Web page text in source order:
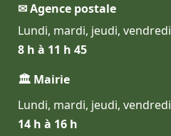
✉ Agence postale
Lundi, mardi, jeudi, vendredi
8 h à 11 h 45
🏛 Mairie
Lundi, mardi, jeudi, vendredi
14 h à 16 h